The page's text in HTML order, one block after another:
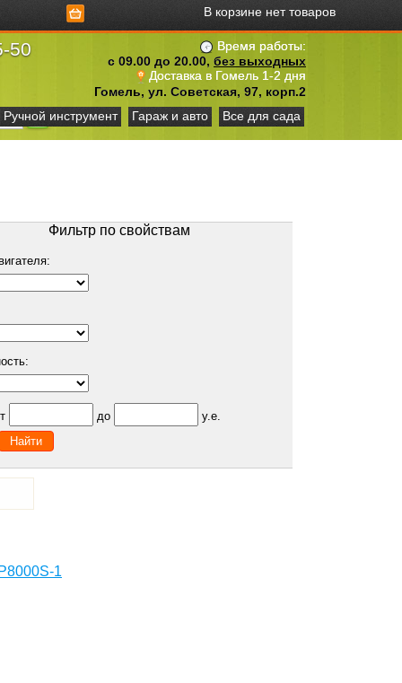
В корзине нет товаров
Время работы:
с 09.00 до 20.00, без выходных
Доставка в Гомель 1-2 дня
Гомель, ул. Советская, 97, корп.2
50
Ручной инструмент Гараж и авто Все для сада
Фильтр по свойствам
до у.е.
1